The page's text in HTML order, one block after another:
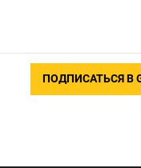
ПОДПИСАТЬСЯ В